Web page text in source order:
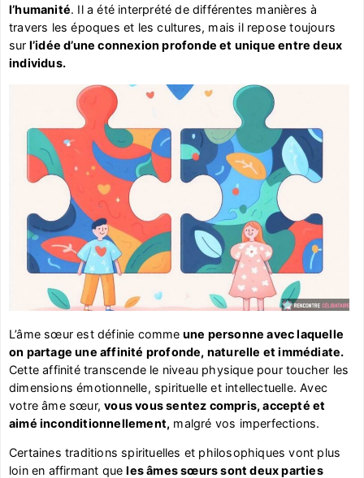
l’humanité. Il a été interprété de différentes manières à
travers les époques et les cultures, mais il repose toujours
sur l’idée d’une connexion profonde et unique entre deux
individus.
L’âme sœur est définie comme une personne avec laquelle
on partage une affinité profonde, naturelle et immédiate.
Cette affinité transcende le niveau physique pour toucher les
dimensions émotionnelle, spirituelle et intellectuelle. Avec
votre âme sœur,vous vous sentez compris, accepté et
aimé inconditionnellement, malgré vos imperfections.
Certaines traditions spirituelles et philosophiques vont plus
loin en affirmant queles âmes sœurs sont deux parties